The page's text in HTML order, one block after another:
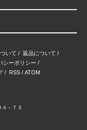
いて / 返品について /
シーポリシー /
/ RSS / ATOM
４－７３